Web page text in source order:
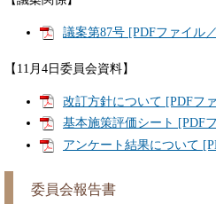
議案第87号 [PDFファイル
【11月4日委員会資料】
改訂方針について [PDFフ
基本施策評価シート [PDF
アンケート結果について
委員会報告書